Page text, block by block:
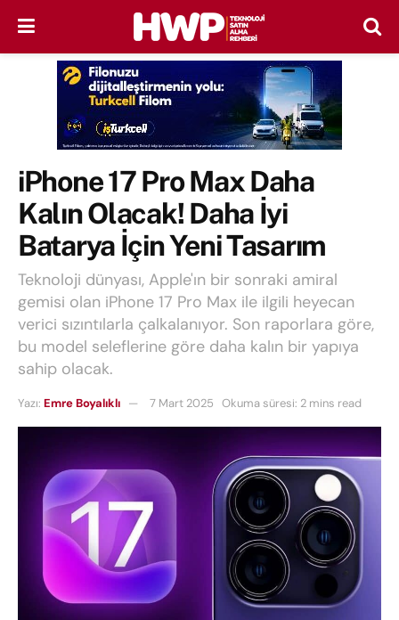
iPhone 17 Pro Max Daha
Kalın Olacak! Daha İyi
Batarya İçin Yeni Tasarım
Teknoloji dünyası, Apple'ın bir sonraki amiral
gemisi olan iPhone 17 Pro Max ile ilgili heyecan
verici sızıntılarla çalkalanıyor. Son raporlara göre,
bu model seleflerine göre daha kalın bir yapıya
sahip olacak.
Yazı: Emre Boyalıklı 7 Mart 2025 Okuma süresi: 2 mins read